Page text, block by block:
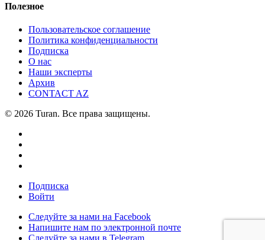
Полезное
Пользовательское соглашение
Политика конфиденциальности
Подписка
О нас
Наши эксперты
Архив
CONTACT AZ
© 2026 Turan. Все права защищены.
Подписка
Войти
Следуйте за нами на Facebook
Напишите нам по электронной почте
Следуйте за нами в Telegram